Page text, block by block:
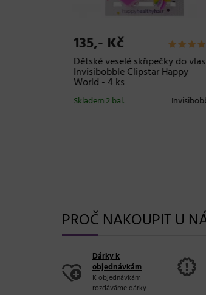
135,- Kč
Dětské veselé skřipečky do
Invisibobble Clipstar Happy
World - 4 ks
Skladem 2 bal.
PROČ NAKOUPIT U
Dárky k
objednávkám
K objednávkám
rozdáváme dárky.